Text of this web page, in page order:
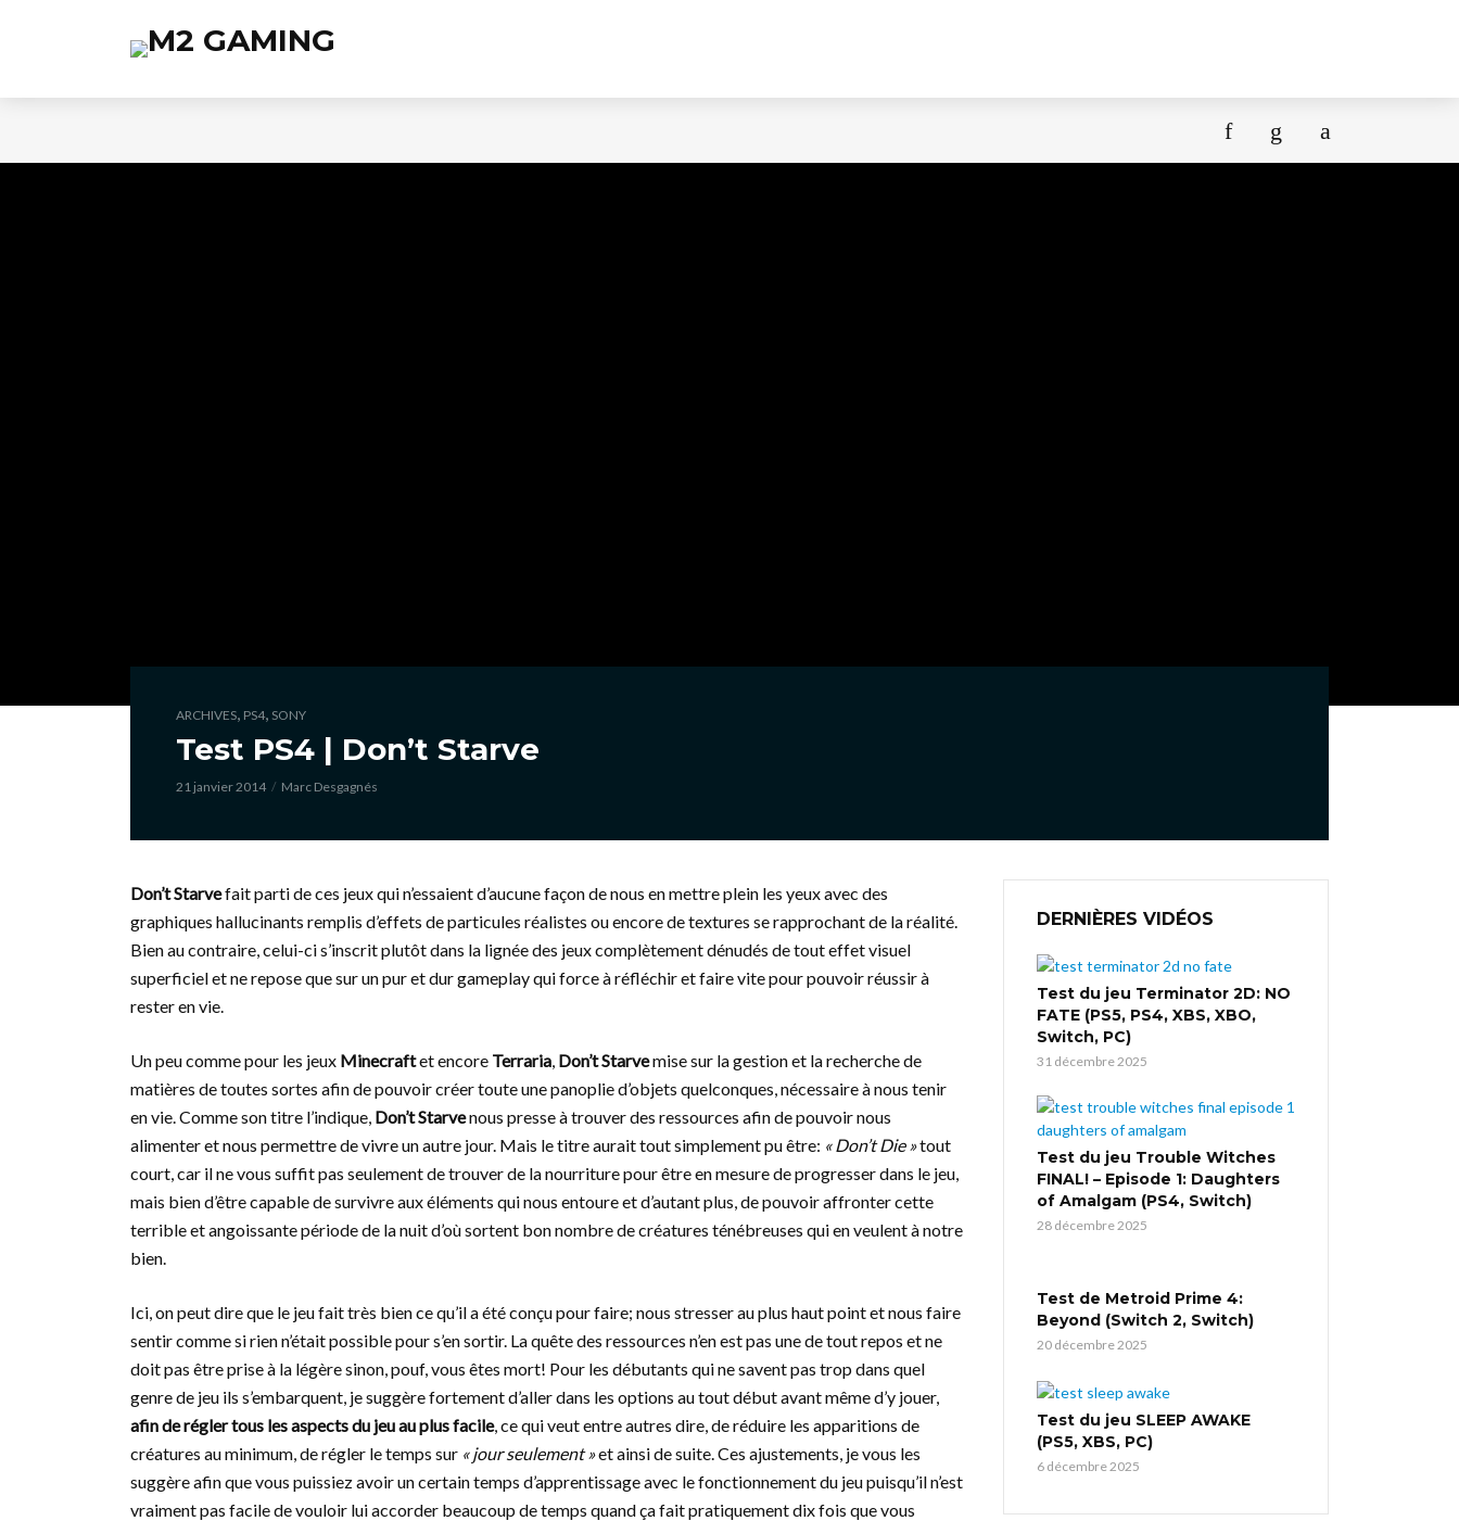
ARCHIVES, PS4, SONY
Test PS4 | Don’t Starve
21 janvier 2014 Marc Desgagnés
Don’t Starvefait parti de ces jeux qui n’essaient d’aucune façon de nous en mettre plein les yeux avec des
graphiques hallucinants remplis d’effets de particules réalistes ou encore de textures se rapprochant de la réalité.
Bien au contraire, celui-ci s’inscrit plutôt dans la lignée des jeux complètement dénudés de tout effet visuel
superficiel et ne repose que sur un pur et dur gameplay qui force à réfléchir et faire vite pour pouvoir réussir à
rester en vie.
Un peu comme pour les jeux Minecraftet encore Terraria, Don’t Starvemise sur la gestion et la recherche de
matières de toutes sortes afin de pouvoir créer toute une panoplie d’objets quelconques, nécessaire à nous tenir
en vie. Comme son titre l’indique, Don’t Starvenous presse à trouver des ressources afin de pouvoir nous
alimenter et nous permettre de vivre un autre jour. Mais le titre aurait tout simplement pu être: « Don’t Die »tout
court, car il ne vous suffit pas seulement de trouver de la nourriture pour être en mesure de progresser dans le jeu,
mais bien d’être capable de survivre aux éléments qui nous entoure et d’autant plus, de pouvoir affronter cette
terrible et angoissante période de la nuit d’où sortent bon nombre de créatures ténébreuses qui en veulent à notre
bien.
Ici, on peut dire que le jeu fait très bien ce qu’il a été conçu pour faire; nous stresser au plus haut point et nous faire
sentir comme si rien n’était possible pour s’en sortir. La quête des ressources n’en est pas une de tout repos et ne
doit pas être prise à la légère sinon, pouf, vous êtes mort! Pour les débutants qui ne savent pas trop dans quel
genre de jeu ils s’embarquent, je suggère fortement d’aller dans les options au tout début avant même d’y jouer,
afin de régler tous les aspects du jeu au plus facile, ce qui veut entre autres dire, de réduire les apparitions de
créatures au minimum, de régler le temps sur « jour seulement »et ainsi de suite. Ces ajustements, je vous les
suggère afin que vous puissiez avoir un certain temps d’apprentissage avec le fonctionnement du jeu puisqu’il n’est
vraiment pas facile de vouloir lui accorder beaucoup de temps quand ça fait pratiquement dix fois que vous
DERNIÈRES VIDÉOS
Test du jeu Terminator 2D: NO
FATE (PS5, PS4, XBS, XBO,
Switch, PC)
31 décembre 2025
Test du jeu Trouble Witches
FINAL! – Episode 1: Daughters
of Amalgam (PS4, Switch)
28 décembre 2025
Test de Metroid Prime 4:
Beyond (Switch 2, Switch)
20 décembre 2025
Test du jeu SLEEP AWAKE
(PS5, XBS, PC)
6 décembre 2025